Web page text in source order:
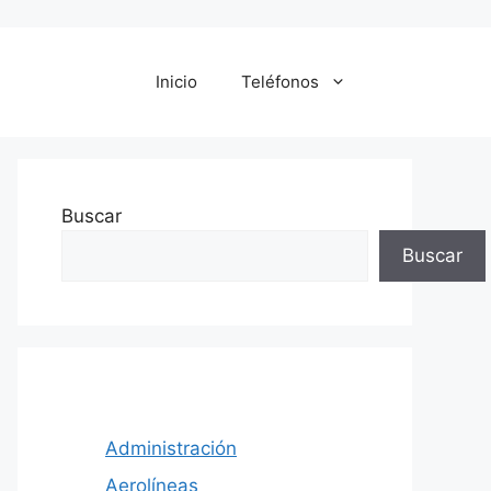
Inicio Teléfonos
Buscar
Buscar
Administración
Aerolíneas